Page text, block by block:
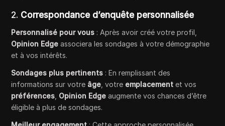
2. Correspondance d’enquête personnalisée
Personnalisé pour vous : Après avoir créé votre profil,
Opinion Edge associera les sondages à votre démographie
et à vos intérêts.
Sondages plus pertinents : En remplissant des
informations sur votre âge , votre emplacement et vos
préférences Opinion Edge augmente vos chances d’être
éligible à plus de sondages.